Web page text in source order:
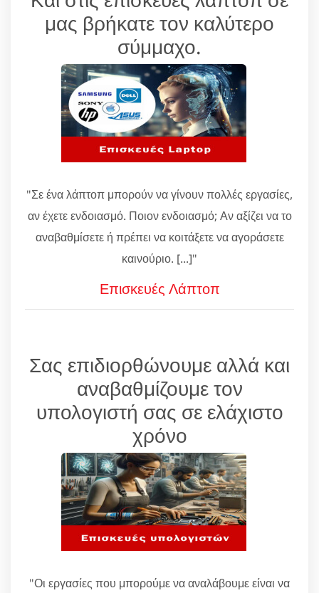
μας βρήκατε τον καλύτερο
σύμμαχο.
"Σε ένα λάπτοπ μπορούν να γίνουν πολλές εργασίες,
αν έχετε ενδοιασμό. Ποιον ενδοιασμό; Αν αξίζει να το
αναβαθμίσετε ή πρέπει να κοιτάξετε να αγοράσετε
καινούριο. [...]"
Επισκευές Λάπτοπ
Σας επιδιορθώνουμε αλλά και
αναβαθμίζουμε τον
υπολογιστή σας σε ελάχιστο
χρόνο
"Οι εργασίες που μπορούμε να αναλάβουμε είναι να